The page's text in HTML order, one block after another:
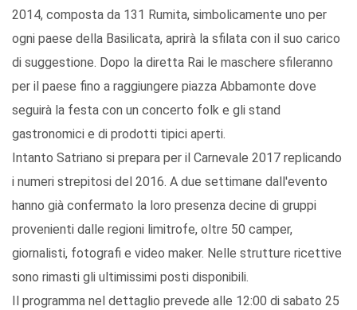
2014, composta da 131 Rumita, simbolicamente uno per
ogni paese della Basilicata, aprirà la sfilata con il suo carico
di suggestione. Dopo la diretta Rai le maschere sfileranno
per il paese fino a raggiungere piazza Abbamonte dove
seguirà la festa con un concerto folk e gli stand
gastronomici e di prodotti tipici aperti.
Intanto Satriano si prepara per il Carnevale 2017 replicando
i numeri strepitosi del 2016. A due settimane dall'evento
hanno già confermato la loro presenza decine di gruppi
provenienti dalle regioni limitrofe, oltre 50 camper,
giornalisti, fotografi e video maker. Nelle strutture ricettive
sono rimasti gli ultimissimi posti disponibili.
Il programma nel dettaglio prevede alle 12:00 di sabato 25